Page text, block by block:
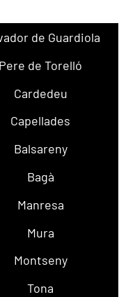
de Guardiola
Pere de Torelló
Cardedeu
Capellades
Balsareny
Bagà
Manresa
Mura
Montseny
Tona